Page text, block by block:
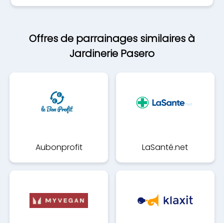
Offres de parrainages similaires à
Jardinerie Pasero
Aubonprofit LaSanté.net